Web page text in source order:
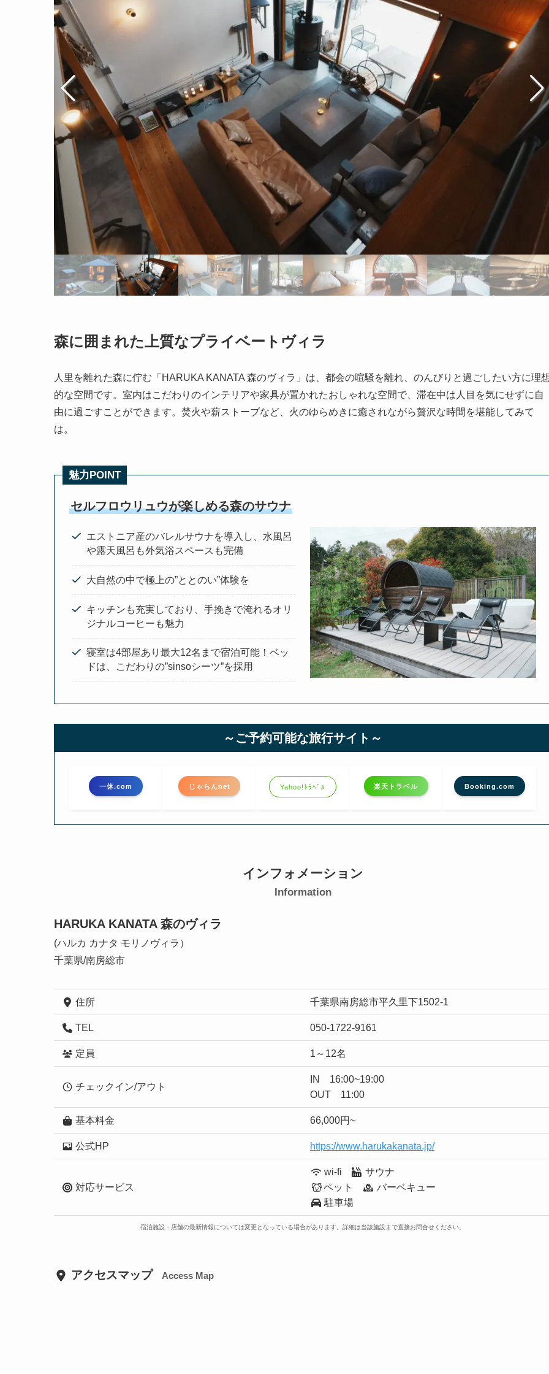
森に囲まれた上質なプライベートヴィラ
人里を離れた森に佇む「HARUKA KANATA 森のヴィラ」は、都会の喧騒を離れ、のんびりと過ごしたい方に理
的な空間です。室内はこだわりのインテリアや家具が置かれたおしゃれな空間で、滞在中は人目を気にせずに自
由に過ごすことができます。焚火や薪ストーブなど、火のゆらめきに癒されながら贅沢な時間を堪能してみて
は。
魅力POINT
セルフロウリュウが楽しめる森のサウナ
エストニア産のバレルサウナを導入し、水風呂
や露天風呂も外気浴スペースも完備
大自然の中で極上の”ととのい”体験を
キッチンも充実しており、手挽きで淹れるオリ
ジナルコーヒーも魅力
寝室は4部屋あり最大12名まで宿泊可能！ベッ
ドは、こだわりの”sinsoシーツ”を採用
～ご予約可能な旅行サイト～
一休.com じゃらんnet Yahoo!ﾄﾗﾍﾞﾙ 楽天トラベル Booking.com
インフォメーション
Information
HARUKA KANATA 森のヴィラ
(ハルカ カナタ モリノヴィラ）
千葉県/南房総市
住所 千葉県南房総市平久里下1502-1
TEL 050-1722-9161
定員 1～12名
チェックイン/アウト
IN 16:00~19:00
OUT 11:00
基本料金 66,000円~
公式HP https://www.harukakanata.jp/
対応サービス
wi-fi
サウナ
ペット
バーベキュー
駐車場
宿泊施設・店舗の最新情報については変更となっている場合があります。詳細は当該施設まで直接お問合せください。
アクセスマップ Access Map